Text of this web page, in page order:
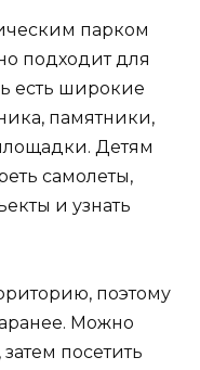
парком
подходит для
есть широкие
памятники,
Детям
самолеты,
и узнать
поэтому
Можно
посетить